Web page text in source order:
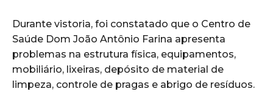
Durante vistoria, foi constatado que o Centro de
Saúde Dom João Antônio Farina apresenta
problemas na estrutura física, equipamentos,
mobiliário, lixeiras, depósito de material de
limpeza, controle de pragas e abrigo de resíduos.